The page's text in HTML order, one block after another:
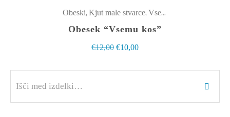
Obeski, Kjut male stvarce, Vsemu kos
Obesek “Vsemu kos”
€12,00 Izvirna
€12,00.
€10,00Trenutna